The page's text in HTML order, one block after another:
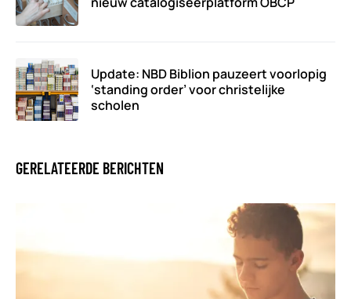
Update: NBD Biblion pauzeert voorlopig
‘standing order’ voor christelijke
scholen
GERELATEERDE BERICHTEN